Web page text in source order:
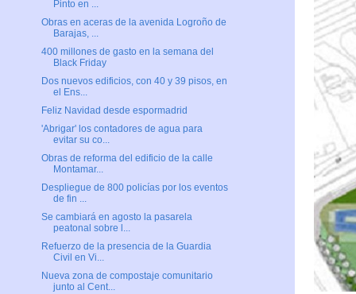
Pinto en ...
Obras en aceras de la avenida Logroño de
Barajas, ...
400 millones de gasto en la semana del
Black Friday
Dos nuevos edificios, con 40 y 39 pisos, en
el Ens...
Feliz Navidad desde espormadrid
'Abrigar' los contadores de agua para
evitar su co...
Obras de reforma del edificio de la calle
Montamar...
Despliegue de 800 policías por los eventos
de fin ...
Se cambiará en agosto la pasarela
peatonal sobre l...
Refuerzo de la presencia de la Guardia
Civil en Vi...
Nueva zona de compostaje comunitario
junto al Cent...